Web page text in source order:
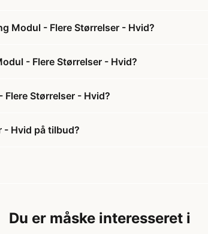
Modul - Flere Størrelser - Hvid?
- Flere Størrelser - Hvid?
Flere Størrelser - Hvid?
- Hvid på tilbud?
Du er måske interesseret i